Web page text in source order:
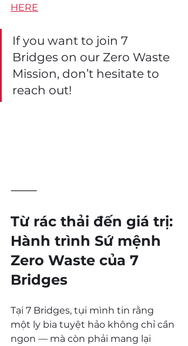
HERE
If you want to join 7
Bridges on our Zero Waste
Mission, don’t hesitate to
reach out!
⸻
Từ rác thải đến giá trị:
Hành trình Sứ mệnh
Zero Waste của 7
Bridges
Tại 7 Bridges, tụi mình tin rằng
một ly bia tuyệt hảo không chỉ cần
ngon — mà còn phải mang lại